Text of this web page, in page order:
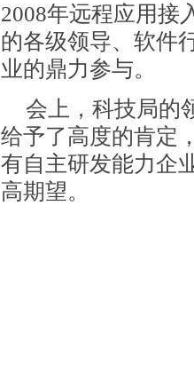
2008年远程应用接
的各级领导、软件
业的鼎力参与。
会上，科技局的
给予了高度的肯定
有自主研发能力企
高期望。